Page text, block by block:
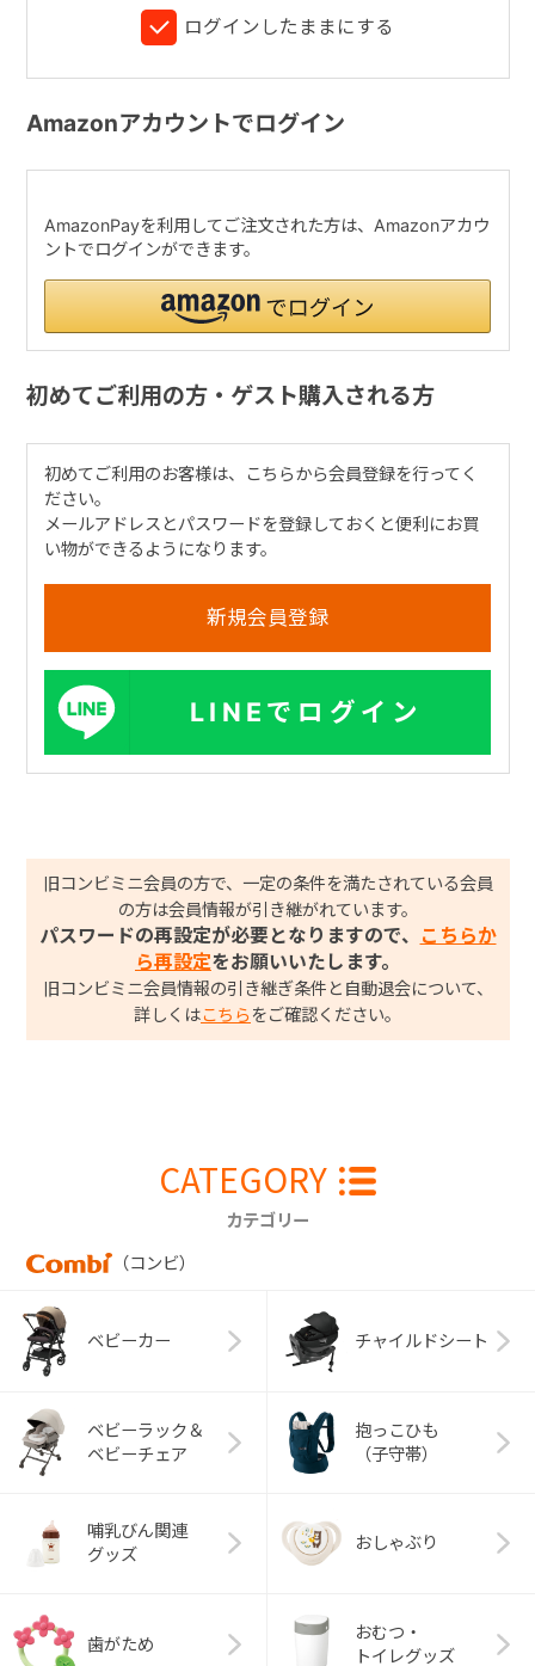
ログインしたままにする
Amazonアカウントでログイン
AmazonPayを利用してご注文された方は、Amazonアカウ
ントでログインができます。
初めてご利用の方・ゲスト購入される方
初めてご利用のお客様は、こちらから会員登録を行ってく
ださい。
メールアドレスとパスワードを登録しておくと便利にお買
い物ができるようになります。
LINEでログイン
旧コンビミニ会員の方で、一定の条件を満たされている会員
の方は会員情報が引き継がれています。
パスワードの再設定が必要となりますので、
こちらか
ら再設定をお願いいたします。
旧コンビミニ会員情報の引き継ぎ条件と自動退会について、
詳しくはこちら をご確認ください。
CATEGORY
カテゴリー
（コンビ）
ベビーカー チャイルドシート
ベビーラック＆
ベビーチェア
抱っこひも
（子守帯）
哺乳びん関連
グッズ
おしゃぶり
歯がため
おむつ・
トイレグッズ